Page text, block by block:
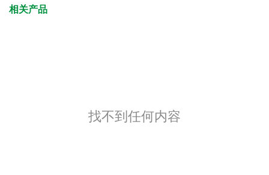
相关产品
找不到任何内容